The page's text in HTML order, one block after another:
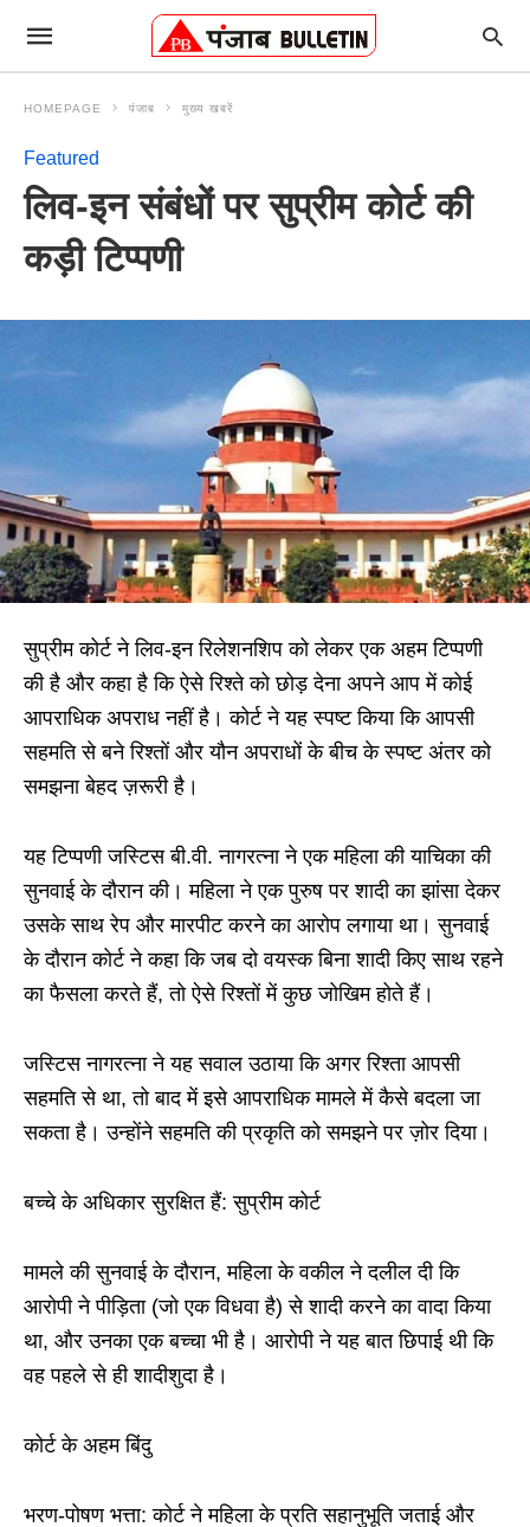
HOMEPAGE पंजाब मुख्य खबरें
Featured
लिव-इन संबंधों पर सुप्रीम कोर्ट की
कड़ी टिप्पणी
सुप्रीम कोर्ट ने लिव-इन रिलेशनशिप को लेकर एक अहम टिप्पणी
की है और कहा है कि ऐसे रिश्ते को छोड़ देना अपने आप में कोई
आपराधिक अपराध नहीं है। कोर्ट ने यह स्पष्ट किया कि आपसी
सहमति से बने रिश्तों और यौन अपराधों के बीच के स्पष्ट अंतर को
समझना बेहद ज़रूरी है।
यह टिप्पणी जस्टिस बी.वी. नागरत्ना ने एक महिला की याचिका की
सुनवाई के दौरान की। महिला ने एक पुरुष पर शादी का झांसा देकर
उसके साथ रेप और मारपीट करने का आरोप लगाया था। सुनवाई
के दौरान कोर्ट ने कहा कि जब दो वयस्क बिना शादी किए साथ रहने
का फैसला करते हैं, तो ऐसे रिश्तों में कुछ जोखिम होते हैं।
जस्टिस नागरत्ना ने यह सवाल उठाया कि अगर रिश्ता आपसी
सहमति से था, तो बाद में इसे आपराधिक मामले में कैसे बदला जा
सकता है। उन्होंने सहमति की प्रकृति को समझने पर ज़ोर दिया।
बच्चे के अधिकार सुरक्षित हैं: सुप्रीम कोर्ट
मामले की सुनवाई के दौरान, महिला के वकील ने दलील दी कि
आरोपी ने पीड़िता (जो एक विधवा है) से शादी करने का वादा किया
था, और उनका एक बच्चा भी है। आरोपी ने यह बात छिपाई थी कि
वह पहले से ही शादीशुदा है।
कोर्ट के अहम बिंदु
भरण-पोषण भत्ता: कोर्ट ने महिला के प्रति सहानुभूति जताई और